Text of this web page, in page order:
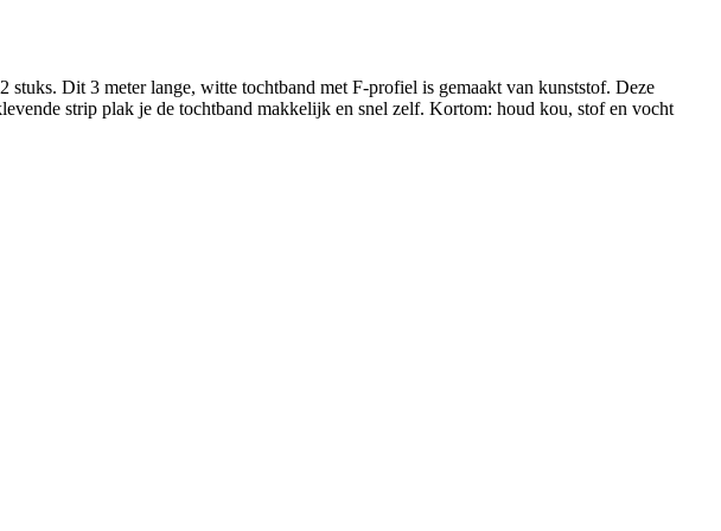
Dit 3 meter lange, witte tochtband met F-profiel is gemaakt van kunststof. Deze
strip plak je de tochtband makkelijk en snel zelf. Kortom: houd kou, stof en vocht